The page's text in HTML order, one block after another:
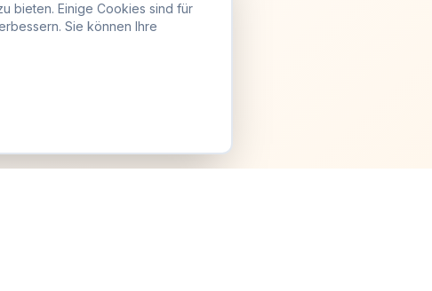
bieten. Einige Cookies sind für
Sie können Ihre